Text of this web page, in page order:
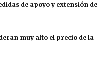
de apoyo y extensión de
muy alto el precio de la